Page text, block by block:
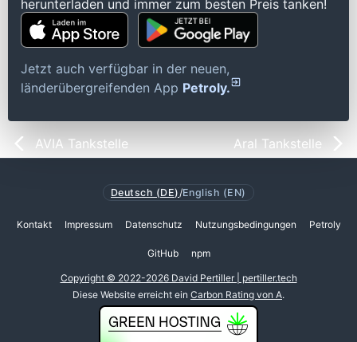
herunterladen und immer zum besten Preis tanken!
Jetzt auch verfügbar in der neuen,
länderübergreifenden App Petroly.
AVIA Tankstelle Aral Tankstelle
Deutsch (DE) /English (EN)
Kontakt Impressum Datenschutz Nutzungsbedingungen Petroly
GitHub npm
Copyright © 2022-2026 David Pertiller | pertiller.tech
Diese Website erreicht ein Carbon Rating von A.